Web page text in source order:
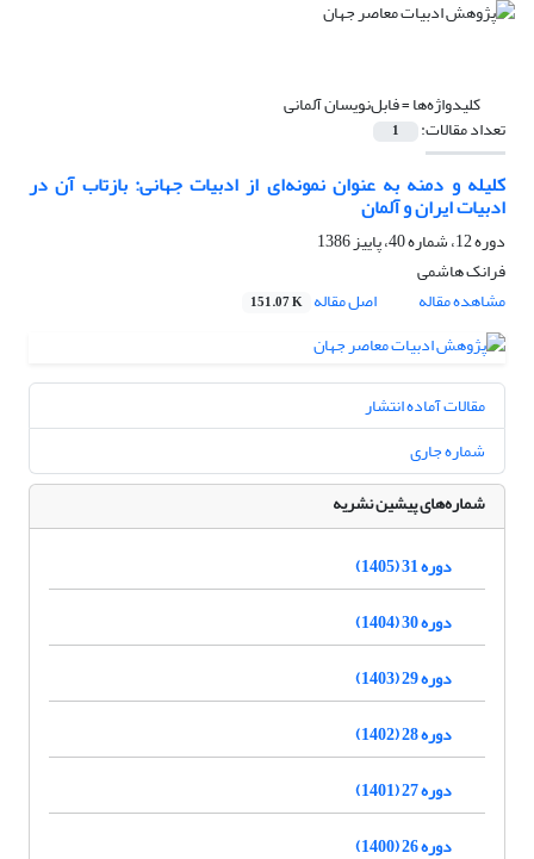
کلیدواژه‌ها =فابل‌نویسان آلمانی
تعداد مقالات: 1
کلیله و دمنه به عنوان نمونه‌ای از ادبیات جهانی: بازتاب آن در
ادبیات ایران و آلمان
دوره 12، شماره 40، پاییز 1386
فرانک هاشمی
مشاهده مقاله
اصل مقاله 151.07 K
مقالات آماده انتشار
شماره جاری
شماره‌های پیشین نشریه
دوره 31 (1405)
دوره 30 (1404)
دوره 29 (1403)
دوره 28 (1402)
دوره 27 (1401)
دوره 26 (1400)